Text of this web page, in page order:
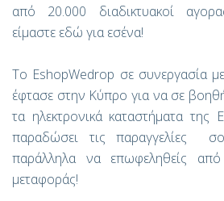
από 20.000 διαδικτυακοί
είμαστε εδώ για εσένα!
Το EshopWedrop σε συνεργασία
έφτασε στην Κύπρο για να σε
τα ηλεκτρονικά καταστήματα
παραδώσει τις παραγγελίες
παράλληλα να επωφεληθείς
μεταφοράς!